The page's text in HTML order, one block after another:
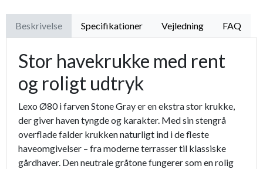
Beskrivelse Specifikationer Vejledning FAQ
Stor havekrukke med rent
og roligt udtryk
Lexo Ø80 i farven Stone Gray er en ekstra stor krukke,
der giver haven tyngde og karakter. Med sin stengrå
overflade falder krukken naturligt ind i de fleste
haveomgivelser – fra moderne terrasser til klassiske
gårdhaver. Den neutrale gråtone fungerer som en rolig